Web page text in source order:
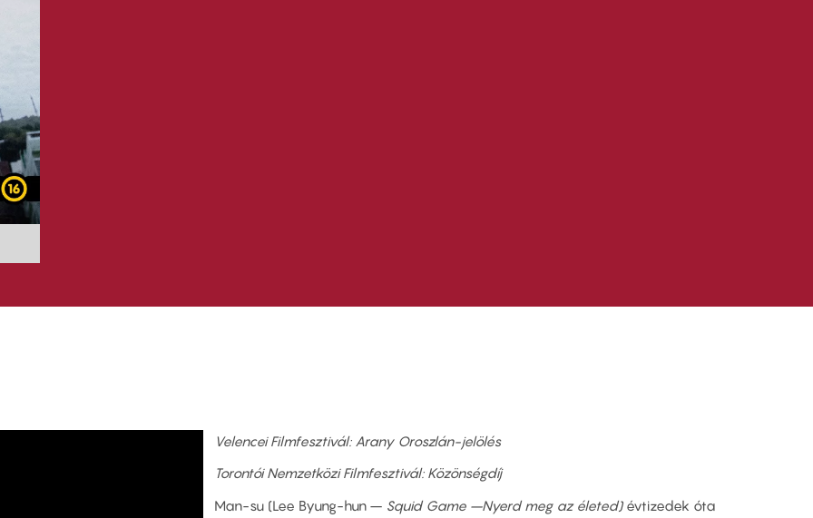
Velencei Filmfesztivál: Arany Oroszlán-jelölés
Torontói Nemzetközi Filmfesztivál: Közönségdíj
Man-su (Lee Byung-hun – Squid Game –Nyerd meg az életed)évtizedek óta